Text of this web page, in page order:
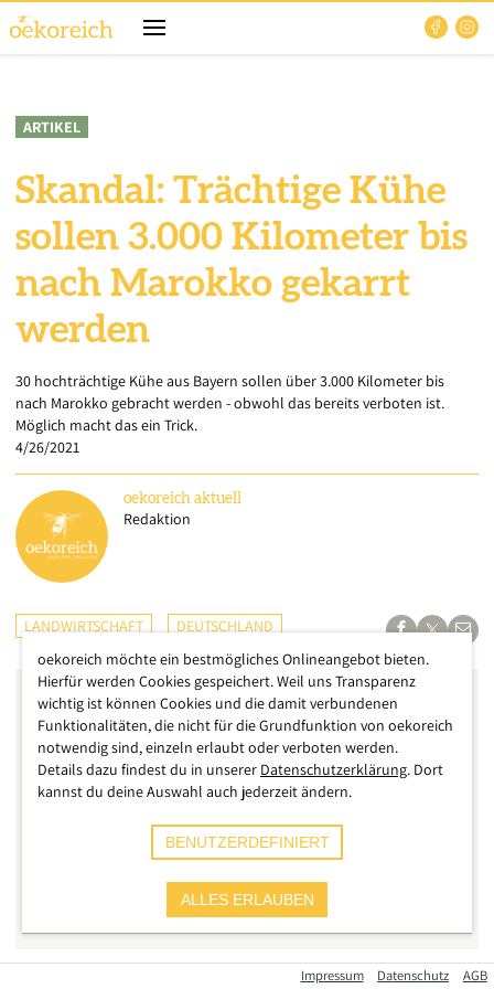
ARTIKEL
Skandal: Trächtige Kühe
sollen 3.000 Kilometer bis
nach Marokko gekarrt
werden
30 hochträchtige Kühe aus Bayern sollen über 3.000 Kilometer bis
nach Marokko gebracht werden - obwohl das bereits verboten ist.
Möglich macht das ein Trick.
4/26/2021
oekoreich aktuell
Redaktion
LANDWIRTSCHAFT DEUTSCHLAND
Impressum Datenschutz AGB
oekoreich möchte ein bestmögliches Onlineangebot bieten.
Hierfür werden Cookies gespeichert. Weil uns Transparenz
wichtig ist können Cookies und die damit verbundenen
Funktionalitäten, die nicht für die Grundfunktion von oekoreich
notwendig sind, einzeln erlaubt oder verboten werden.
Details dazu findest du in unserer Datenschutzerklärung. Dort
kannst du deine Auswahl auch jederzeit ändern.
BENUTZERDEFINIERT
ALLES ERLAUBEN